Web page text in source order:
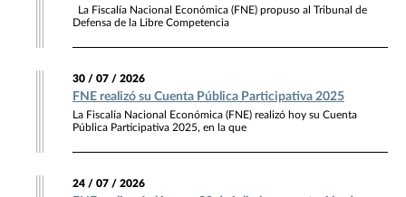
La Fiscalía Nacional Económica (FNE) propuso al Tribunal de
Defensa de la Libre Competencia
30 / 07 / 2026
FNE realizó su Cuenta Pública Participativa 2025
La Fiscalía Nacional Económica (FNE) realizó hoy su Cuenta
Pública Participativa 2025, en la que
24 / 07 / 2026